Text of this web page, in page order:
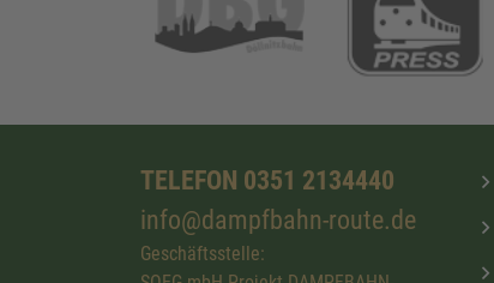
TELEFON 0351 2134440
info@dampfbahn-route.de
Geschäftsstelle: